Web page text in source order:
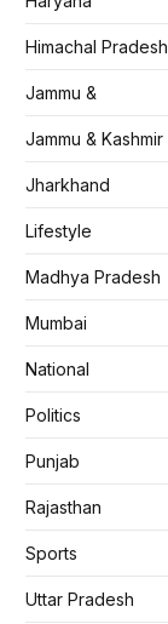
Himachal Pradesh
Jammu &
Jammu & Kashmir
Jharkhand
Lifestyle
Madhya Pradesh
Mumbai
National
Politics
Punjab
Rajasthan
Sports
Uttar Pradesh